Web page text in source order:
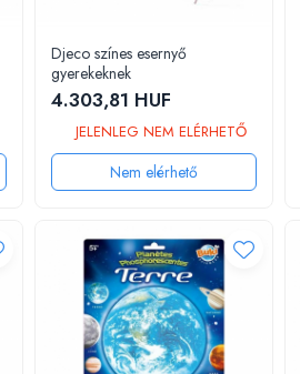
Djeco színes esernyő
gyerekeknek
4.303,81 HUF
JELENLEG NEM ELÉRHETŐ
Nem elérhető